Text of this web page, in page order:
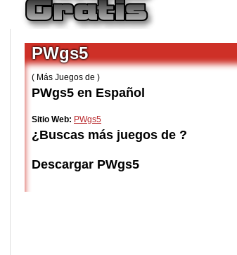
PWgs5
( Más Juegos de )
PWgs5 en Español
Sitio Web: PWgs5
¿Buscas más juegos de ?
Descargar PWgs5